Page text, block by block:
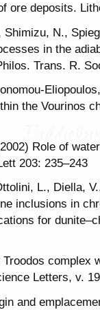
ore deposits.
Shimizu, N.,
in the
Trans. R.
the Vourinos
Role of
203: 235–243
L., Diella,
inclusions in
for
complex
Letters, v.
and